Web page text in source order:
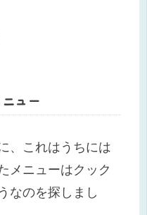
ュー
、これはうちには
メニューはクック
なのを探しまし